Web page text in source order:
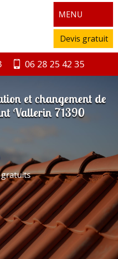
MENU
Devis gratuit
06 28 25 42 35
et changement de
Vallerin 71390
gratuits